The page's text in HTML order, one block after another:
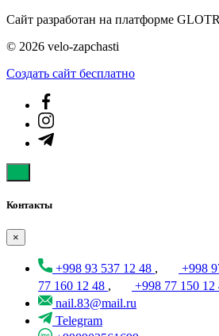
Сайт разработан на платформе GLOTR
© 2026 velo-zapchasti
Создать cайт бесплатно
Контакты
×
+998 93 537 12 48 , +998
77 160 12 48 ,
+998 77 150 12
nail.83@mail.ru
Telegram